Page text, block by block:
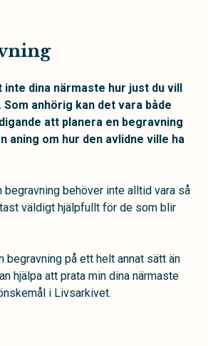
inte dina närmaste hur just du vill
Som anhörig kan det vara både
att planera en begravning
aning om hur den avlidne ville ha
begravning behöver inte alltid vara så
väldigt hjälpfullt för de som blir
begravning på ett helt annat sätt än
hjälpa att prata min dina närmaste
i Livsarkivet.